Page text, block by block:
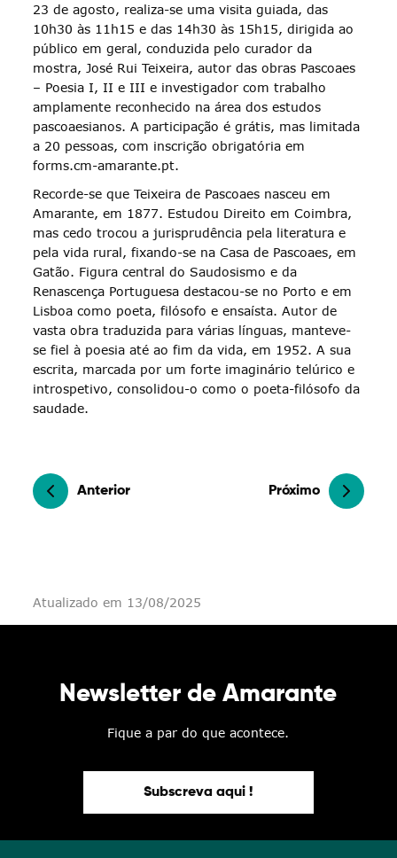
23 de agosto, realiza-se uma visita guiada, das
10h30 às 11h15 e das 14h30 às 15h15, dirigida ao
público em geral, conduzida pelo curador da
mostra, José Rui Teixeira, autor das obras Pascoaes
– Poesia I, II e III e investigador com trabalho
amplamente reconhecido na área dos estudos
pascoaesianos. A participação é grátis, mas limitada
a 20 pessoas, com inscrição obrigatória em
forms.cm-amarante.pt.
Recorde-se que Teixeira de Pascoaes nasceu em
Amarante, em 1877. Estudou Direito em Coimbra,
mas cedo trocou a jurisprudência pela literatura e
pela vida rural, fixando-se na Casa de Pascoaes, em
Gatão. Figura central do Saudosismo e da
Renascença Portuguesa destacou-se no Porto e em
Lisboa como poeta, filósofo e ensaísta. Autor de
vasta obra traduzida para várias línguas, manteve-
se fiel à poesia até ao fim da vida, em 1952. A sua
escrita, marcada por um forte imaginário telúrico e
introspetivo, consolidou-o como o poeta-filósofo da
saudade.
Anterior Próximo
Atualizado em 13/08/2025
Newsletter de Amarante
Fique a par do que acontece.
Subscreva aqui !